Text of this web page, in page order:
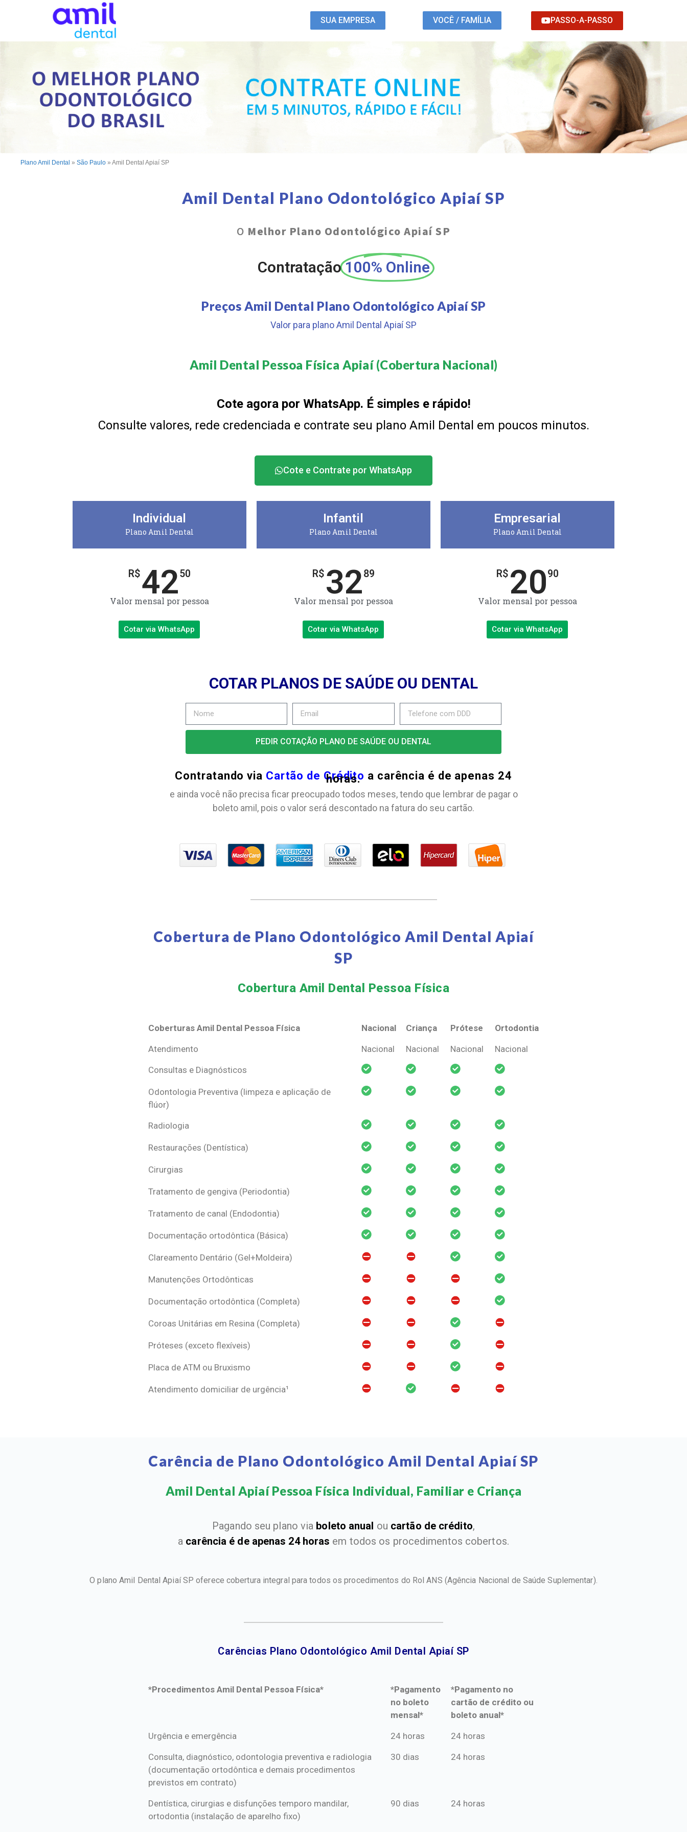
SUA EMPRESA VOCÊ / FAMÍLIA PASSO-A-PASSO
Plano Amil Dental » São Paulo » Amil Dental Apiaí SP
Amil Dental Plano Odontológico Apiaí SP
O Melhor Plano Odontológico Apiaí SP
Contratação 100% Online
Preços Amil Dental Plano Odontológico Apiaí SP
Valor para plano Amil Dental Apiaí SP
Amil Dental Pessoa Física Apiaí (Cobertura Nacional)​
Cote agora por WhatsApp. É simples e rápido!
Consulte valores, rede credenciada e contrate seu plano Amil Dental em poucos minutos.
Cote e Contrate por WhatsApp
Individual
Plano Amil Dental
R$4250
Valor mensal por pessoa
Cotar via WhatsApp
Infantil
Plano Amil Dental
R$ 3289
Valor mensal por pessoa
Cotar via WhatsApp
Empresarial
Plano Amil Dental
R$ 2090
Valor mensal por pessoa
Cotar via WhatsApp
COTAR PLANOS DE SAÚDE OU DENTAL
PEDIR COTAÇÃO PLANO DE SAÚDE OU DENTAL
Contratando via Cartão de Crédito a carência é de apenas 24
horas.
e ainda você não precisa ficar preocupado todos meses, tendo que lembrar de pagar o
boleto amil, pois o valor será descontado na fatura do seu cartão.
Cobertura de Plano Odontológico Amil Dental Apiaí
SP
Cobertura Amil Dental Pessoa Física​
Coberturas Amil Dental Pessoa Física Nacional Criança Prótese
Ortodontia
Coberturas Amil Dental Pessoa Física
Nacional Criança Prótese Ortodontia
Atendimento Nacional Nacional Nacional Nacional
Consultas e Diagnósticos
Odontologia Preventiva (limpeza e aplicação de
flúor)
Radiologia
Restaurações (Dentística)
Cirurgias
Tratamento de gengiva (Periodontia)
Tratamento de canal (Endodontia)
Documentação ortodôntica (Básica)
Clareamento Dentário (Gel+Moldeira)
Manutenções Ortodônticas
Documentação ortodôntica (Completa)
Coroas Unitárias em Resina (Completa)
Próteses (exceto flexíveis)
Placa de ATM ou Bruxismo
Atendimento domiciliar de urgência¹
Carência de Plano Odontológico Amil Dental Apiaí SP
Amil Dental Apiaí Pessoa Física Individual, Familiar e Criança​
Pagando seu plano via boleto anual ou cartão de crédito,
a carência é de apenas 24 horas em todos os procedimentos cobertos.
O plano Amil Dental Apiaí SP oferece cobertura integral para todos os procedimentos do Rol ANS (Agência Nacional de Saúde Suplementar).
Carências Plano Odontológico Amil Dental Apiaí SP​
*Procedimentos Amil Dental Pessoa Física*
*Pagamento
no boleto
mensal*
*Pagamento no
cartão de crédito ou
boleto anual*
*Procedimentos Amil Dental Pessoa Física*
*Pagamento
mensal*
*Pagamento no
boleto anual*
Urgência e emergência 24 horas 24 horas
Consulta, diagnóstico, odontologia preventiva e radiologia
(documentação ortodôntica e demais procedimentos
previstos em contrato)
30 dias 24 horas
Dentística, cirurgias e disfunções temporo mandilar,
ortodontia (instalação de aparelho fixo)
90 dias 24 horas